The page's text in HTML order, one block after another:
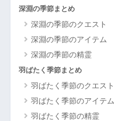
深淵の季節まとめ
深淵の季節のクエスト
深淵の季節のアイテム
深淵の季節の精霊
羽ばたく季節まとめ
羽ばたく季節のクエスト
羽ばたく季節のアイテム
羽ばたく季節の精霊